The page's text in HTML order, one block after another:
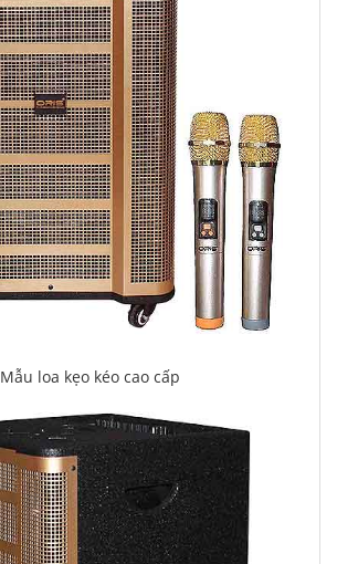
Mẫu loa kẹo kéo cao cấp